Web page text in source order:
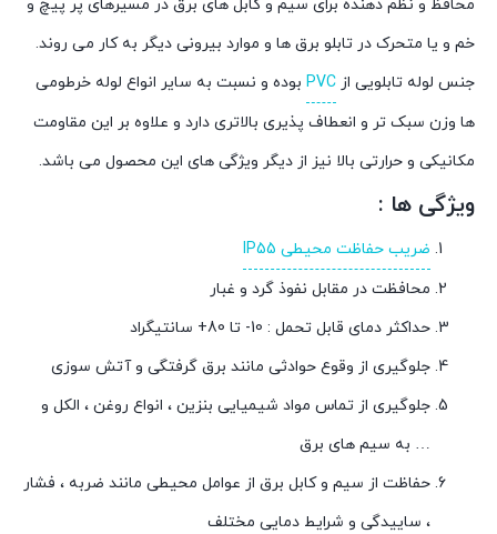
محافظ و نظم دهنده برای سیم و کابل های برق در مسیرهای پر پیچ و
خم و یا متحرک در تابلو برق ها و موارد بیرونی دیگر به کار می روند.
جنس لوله تابلویی از PVC بوده و نسبت به سایر انواع لوله خرطومی
ها وزن سبک تر و انعطاف پذیری بالاتری دارد و علاوه بر این مقاومت
مکانیکی و حرارتی بالا نیز از دیگر ویژگی های این محصول می باشد.
ویژگی ها :
ضریب حفاظت محیطی IP55
محافظت در مقابل نفوذ گرد و غبار
حداکثر دمای قابل تحمل : 10- تا 80+ سانتیگراد
جلوگیری از وقوع حوادثی مانند برق گرفتگی و آتش سوزی
جلوگیری از تماس مواد شیمیایی بنزین ، انواع روغن ، الکل و
… به سیم های برق
حفاظت از سیم و کابل برق از عوامل محیطی مانند ضربه ، فشار
، ساییدگی و شرایط دمایی مختلف